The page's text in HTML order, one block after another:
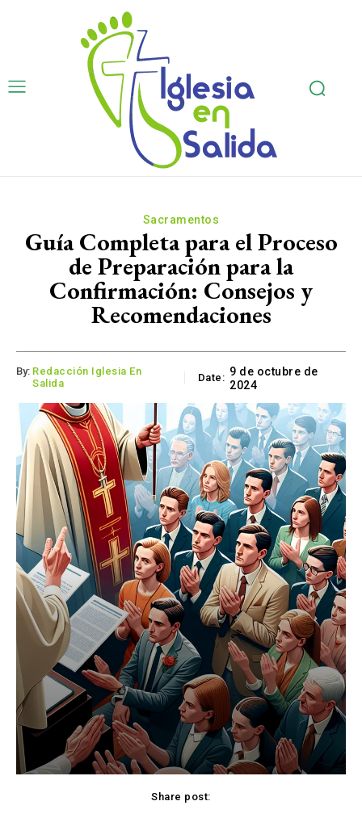
Sacramentos
Guía Completa para el Proceso
de Preparación para la
Confirmación: Consejos y
Recomendaciones
By: Redacción Iglesia En
Salida
Date: 9 de octubre de
2024
Share post: